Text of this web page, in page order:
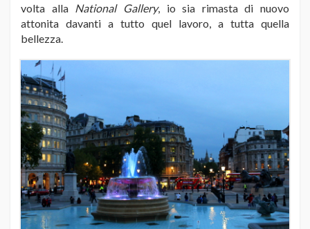
volta alla National Gallery, io sia rimasta di nuovo
attonita davanti a tutto quel lavoro, a tutta quella
bellezza.